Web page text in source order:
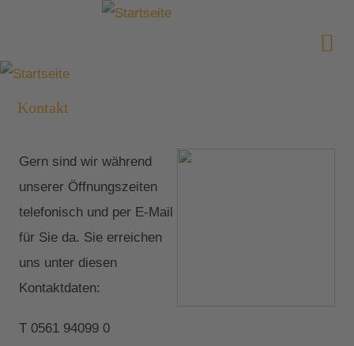
Kontakt
Gern sind wir während
unserer Öffnungszeiten
telefonisch und per E-Mail
für Sie da. Sie erreichen
uns unter diesen
Kontaktdaten:
T 0561 94099 0